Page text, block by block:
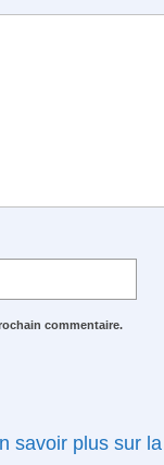
commentaire.
savoir plus sur